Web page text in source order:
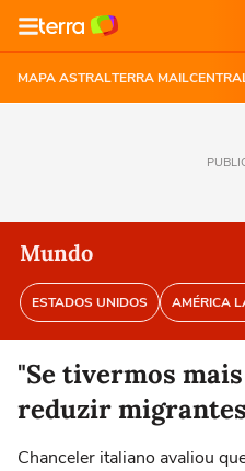
MAPA ASTRALTERRA MAIL
Mundo
ESTADOS UNIDOS AMÉRICA
"Se tivermos
reduzir
Chanceler italiano avaliou